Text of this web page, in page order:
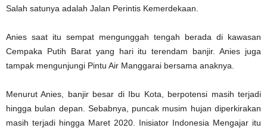
Salah satunya adalah Jalan Perintis Kemerdekaan.
Anies saat itu sempat mengunggah tengah berada di kawasan
Cempaka Putih Barat yang hari itu terendam banjir. Anies juga
tampak mengunjungi Pintu Air Manggarai bersama anaknya.
Menurut Anies, banjir besar di Ibu Kota, berpotensi masih terjadi
hingga bulan depan. Sebabnya, puncak musim hujan diperkirakan
masih terjadi hingga Maret 2020. Inisiator Indonesia Mengajar itu